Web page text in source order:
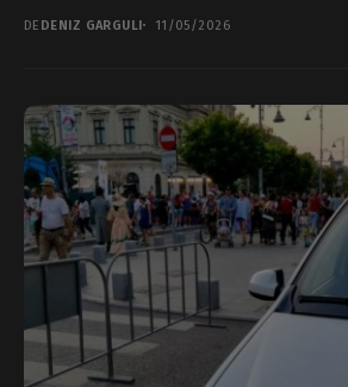
DE DENIZ GARGULI 11/05/2026